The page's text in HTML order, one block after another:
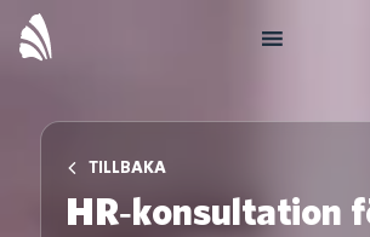
Skip
TILLBAKA
HR‑konsultation